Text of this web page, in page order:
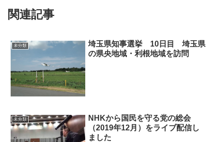
関連記事
未分類
埼玉県知事選挙 10日目 埼玉県
の県央地域・利根地域を訪問
未分類
NHKから国民を守る党の総会
（2019年12月）をライブ配信し
ました